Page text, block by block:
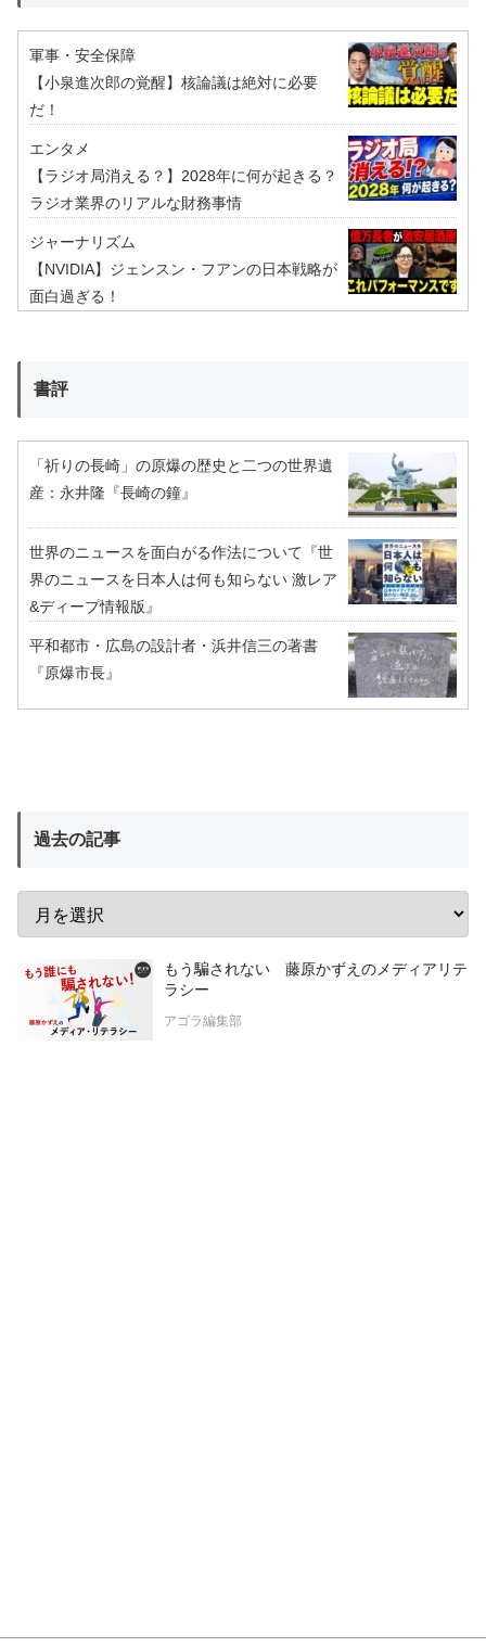
軍事・安全保障
【小泉進次郎の覚醒】核論議は絶対に必要
だ！
エンタメ
【ラジオ局消える？】2028年に何が起きる？
ラジオ業界のリアルな財務事情
ジャーナリズム
【NVIDIA】ジェンスン・フアンの日本戦略が
面白過ぎる！
書評
「祈りの長崎」の原爆の歴史と二つの世界遺
産：永井隆『長崎の鐘』
世界のニュースを面白がる作法について『世
界のニュースを日本人は何も知らない 激レア
&ディープ情報版』
平和都市・広島の設計者・浜井信三の著書
『原爆市長』
過去の記事
もう騙されない 藤原かずえのメディアリテ
ラシー
アゴラ編集部